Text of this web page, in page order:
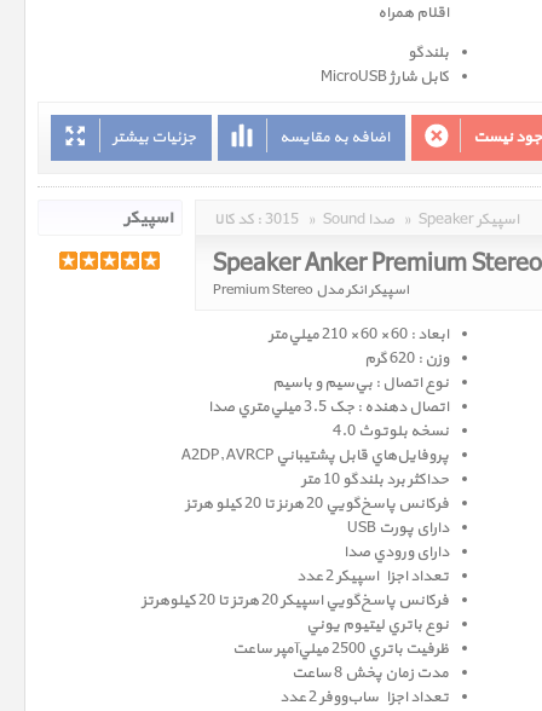
اقلام همراه
بلندگو
کابل شارژ MicroUSB
جزئیات بیشتر اضافه به مقایسه نیست
کد کالا : 3015 » Sound صدا » Speaker اسپیکر
Speaker Anker Premium Stereo
اسپیکر انکر مدل Premium Stereo
ابعاد : 60 × 60 × 210 ميلي‌متر
وزن : 620 گرم
نوع اتصال : بي‌سيم و باسيم
اتصال دهنده : جک 3.5 ميلي‌متري صدا
نسخه‌ بلوتوث 4.0
پروفايل‌هاي قابل پشتيباني A2DP, AVRCP
حداکثر برد بلندگو 10 متر
فرکانس پاسخ‌گويي 20 هرنز تا 20 كيلو هرتز
دارای پورت USB
دارای ورودي صدا
تعداد اجزاء اسپيکر 2 عدد
فرکانس پاسخ‌گويي اسپيکر 20 هرتز تا 20 كيلوهرتز
نوع باتري ليتيوم يوني
ظرفيت باتري 2500 ميلي‌آمپر ساعت
مدت زمان پخش 8 ساعت
تعداد اجزاء ساب‌ووفر 2 عدد